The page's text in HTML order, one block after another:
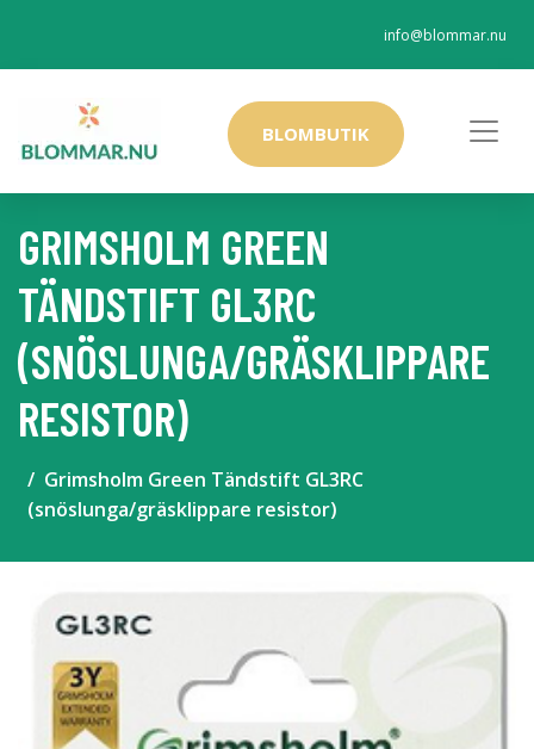
info@blommar.nu
BLOMBUTIK
GRIMSHOLM GREEN
TÄNDSTIFT GL3RC
(SNÖSLUNGA/GRÄSKLIPPARE
RESISTOR)
Grimsholm Green Tändstift GL3RC
(snöslunga/gräsklippare resistor)